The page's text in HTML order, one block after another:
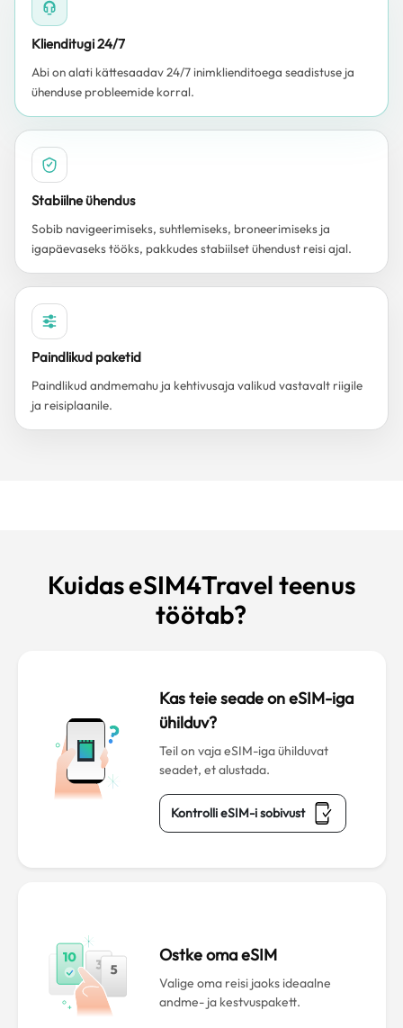
Klienditugi 24/7
Abi on alati kättesaadav 24/7 inimklienditoega seadistuse ja
ühenduse probleemide korral.
Stabiilne ühendus
Sobib navigeerimiseks, suhtlemiseks, broneerimiseks ja
igapäevaseks tööks, pakkudes stabiilset ühendust reisi ajal.
Paindlikud paketid
Paindlikud andmemahu ja kehtivusaja valikud vastavalt riigile
ja reisiplaanile.
Kuidas eSIM4Travel teenus
töötab?
Kas teie seade on eSIM-iga
ühilduv?
Teil on vaja eSIM-iga ühilduvat
seadet, et alustada.
Kontrolli eSIM-i sobivust
Ostke oma eSIM
Valige oma reisi jaoks ideaalne
andme- ja kestvuspakett.